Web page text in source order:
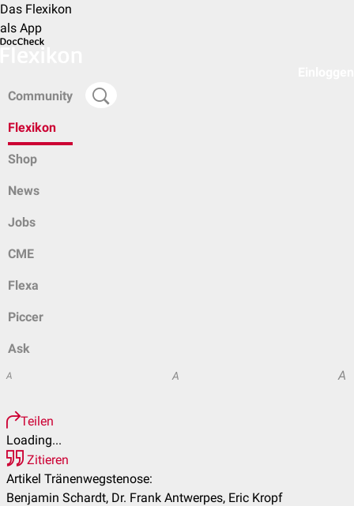
Das Flexikon
als App
Community
Flexikon
Shop
News
Jobs
CME
Flexa
Piccer
Ask
A A A
Teilen
Loading...
Zitieren
Artikel Tränenwegstenose:
Benjamin Schardt, Dr. Frank Antwerpes, Eric Kropf